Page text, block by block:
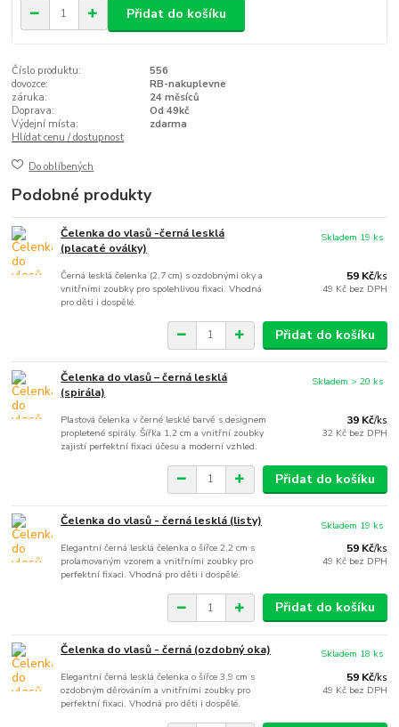
Přidat do košíku
Číslo produktu:
556
dovozce:
RB-nakuplevne
záruka:
24 měsíců
Doprava:
Od 49kč
Výdejní místa:
zdarma
Hlídat cenu / dostupnost
Do oblíbených
Podobné produkty
Čelenka do vlasů -černá lesklá
(placaté oválky)
Černá lesklá čelenka (2,7 cm) s ozdobnými oky a
vnitřními zoubky pro spolehlivou fixaci. Vhodná
pro děti i dospělé.
59 Kč/ks
49 Kč bez DPH
Skladem 19 ks
Přidat do košíku
Čelenka do vlasů – černá lesklá
(spirála)
Plastová čelenka v černé lesklé barvě s designem
propletené spirály. Šířka 1,2 cm a vnitřní zoubky
zajistí perfektní fixaci účesu a moderní vzhled.
39 Kč/ks
32 Kč bez DPH
Skladem > 20 ks
Přidat do košíku
Čelenka do vlasů - černá lesklá (listy)
Elegantní černá lesklá čelenka o šířce 2,2 cm s
prolamovaným vzorem a vnitřními zoubky pro
perfektní fixaci. Vhodná pro děti i dospělé.
59 Kč/ks
49 Kč bez DPH
Skladem 19 ks
Přidat do košíku
Čelenka do vlasů - černá (ozdobný oka)
Elegantní černá lesklá čelenka o šířce 3,9 cm s
ozdobným děrováním a vnitřními zoubky pro
perfektní fixaci. Vhodná pro děti i dospělé.
59 Kč/ks
49 Kč bez DPH
Skladem 18 ks